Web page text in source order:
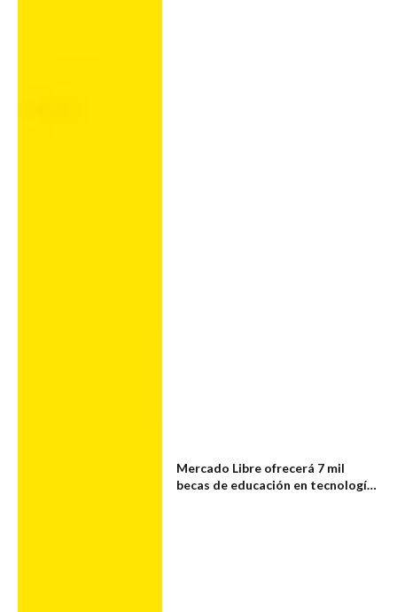
Mercado Libre ofrecerá 7 mil
becas de educación en tecnología